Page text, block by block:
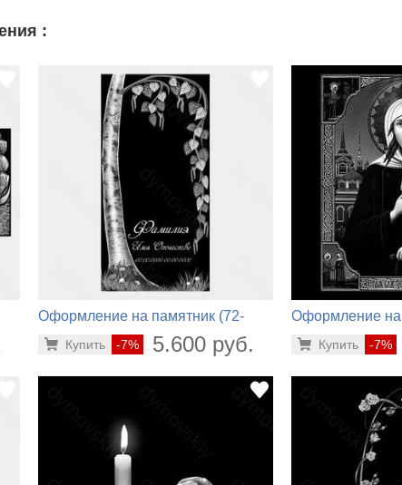
:
Оформление на памятник (72-
-7% 5.600 руб.
Купить
Оформление на
-7%
Купить